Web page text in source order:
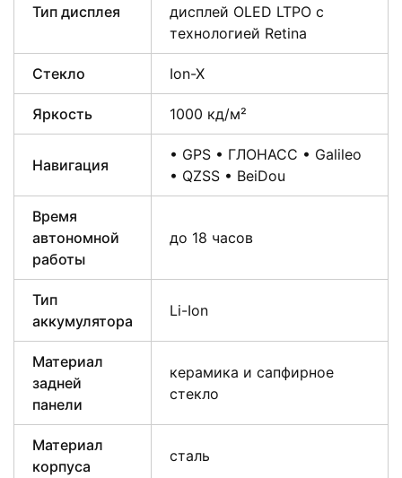
Тип дисплея
дисплей OLED LTPO с
технологией Retina
Стекло Ion-X
Яркость 1000 кд/м²
Навигация
• GPS • ГЛОНАСС • Galileo
• QZSS • BeiDou
Время
автономной
работы
до 18 часов
Тип
аккумулятора
Li-Ion
Материал
задней
панели
керамика и сапфирное
стекло
Материал
корпуса
сталь